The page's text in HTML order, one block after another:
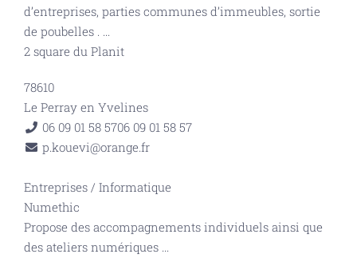
d’entreprises, parties communes d’immeubles, sortie
de poubelles . ...
2 square du Planit
78610
Le Perray en Yvelines
06 09 01 58 5706 09 01 58 57
p.kouevi@orange.fr
Entreprises / Informatique
Numethic
Propose des accompagnements individuels ainsi que
des ateliers numériques ...